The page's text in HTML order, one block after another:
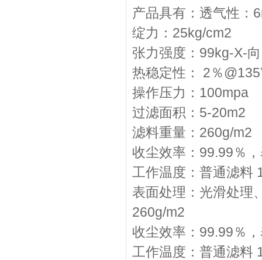
产品具有：透气性：
绽力：25kg/cm2
张力强度：99kg-X-
热稳定性： 2％
操作压力：100mpa
过滤面积：5-20m2
滤料重量：260g/m2
收尘效率：99.99％
工作温度：普通滤
表面处理：光滑处理
260g/m2
收尘效率：99.99％
工作温度：普通滤